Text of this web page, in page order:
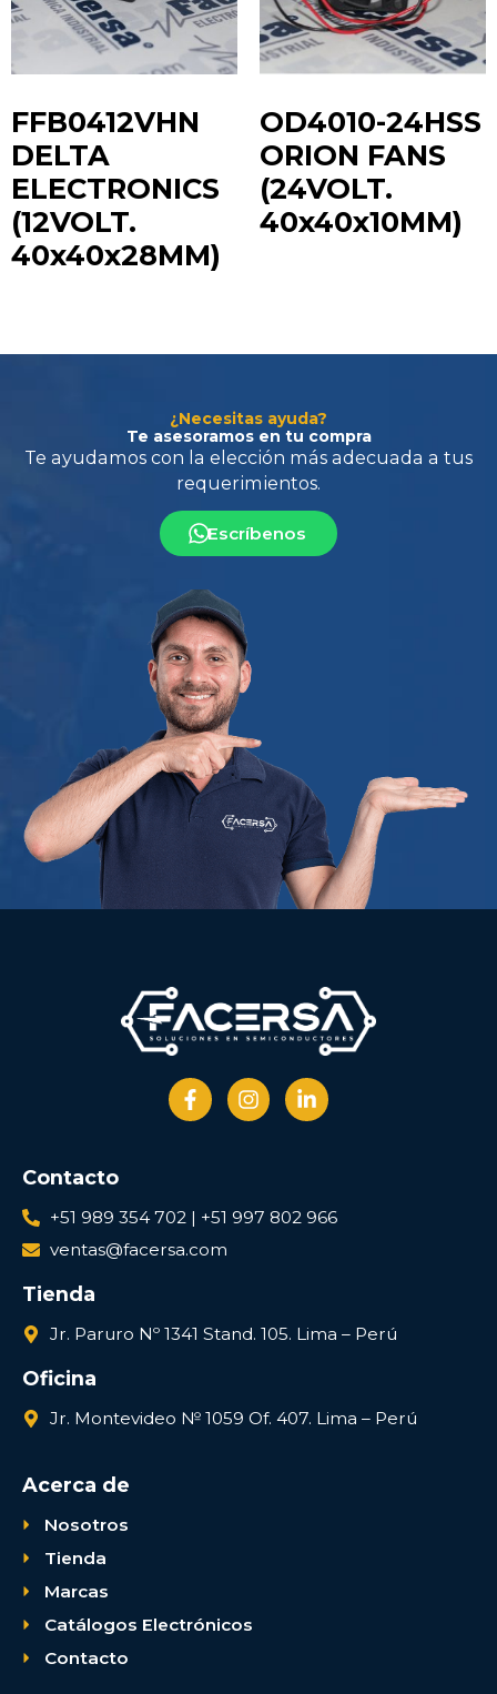
FFB0412VHN
DELTA
ELECTRONICS
(12VOLT.
40x40x28MM)
OD4010-24HSS
ORION FANS
(24VOLT.
40x40x10MM)
¿Necesitas ayuda?
Te asesoramos en tu compra
Escríbenos
Contacto
+51 989 354 702 | +51 997 802 966
ventas@facersa.com
Tienda
Jr. Paruro Nº 1341 Stand. 105. Lima – Perú
Oficina
Jr. Montevideo № 1059 Of. 407. Lima – Perú
Acerca de
Nosotros
Tienda
Marcas
Catálogos Electrónicos
Contacto